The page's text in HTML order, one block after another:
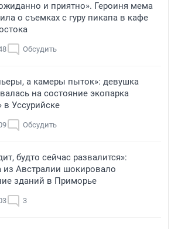
и приятно». Героиня мема
о съемках с гуру пикапа в кафе
Обсудить
а камеры пыток»: девушка
на состояние экопарка
в Уссурийске
Обсудить
будто сейчас развалится»:
из Австралии шокировало
зданий в Приморье
3